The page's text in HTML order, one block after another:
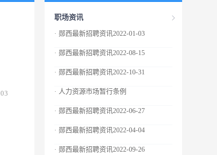
职场资讯
· 郧西最新招聘资讯2022-01-03
· 郧西最新招聘资讯2022-08-15
· 郧西最新招聘资讯2022-10-31
· 人力资源市场暂行条例
· 郧西最新招聘资讯2022-06-27
· 郧西最新招聘资讯2022-04-04
· 郧西最新招聘资讯2022-09-26